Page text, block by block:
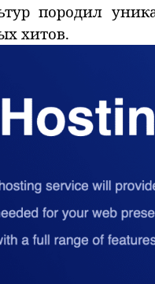
породил
хитов.